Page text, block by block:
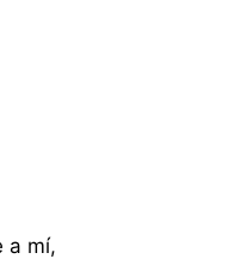
a mí,